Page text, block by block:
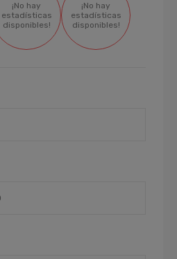
¡No hay
estadísticas
disponibles!
¡No hay
estadísticas
disponibles!